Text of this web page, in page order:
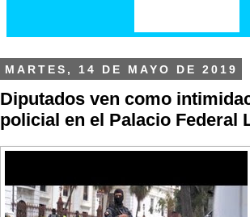
MARTES, 14 DE MAYO DE 2019
Diputados ven como
policial en el Palacio Federal